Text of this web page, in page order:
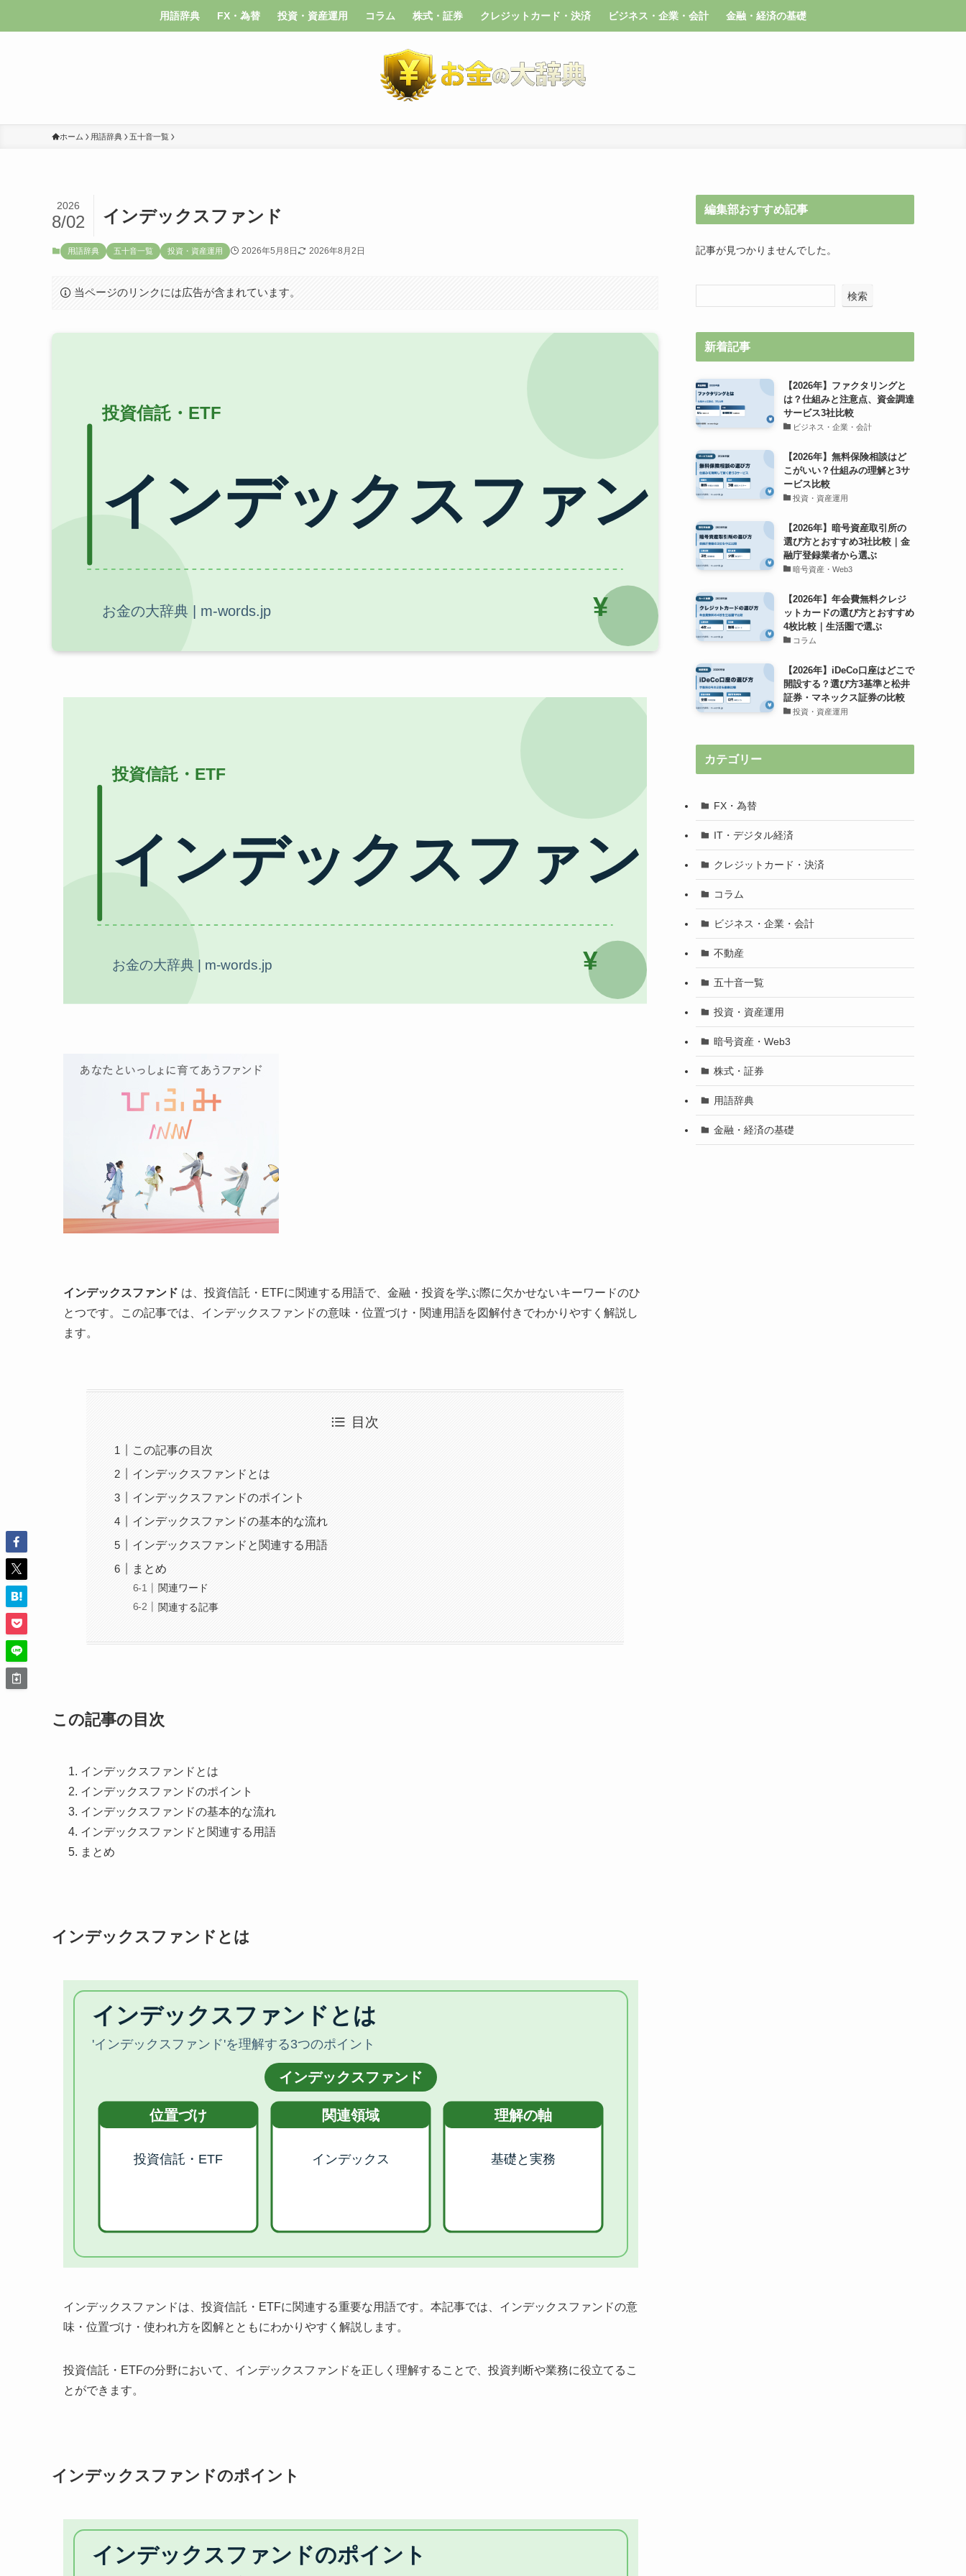
用語辞典 FX・為替 投資・資産運用 コラム 株式・証券 クレジットカード・決済 ビジネス・企業・会計 金融・経済の基礎
ホーム 用語辞典 五十音一覧
インデックスファンド
2026
8/02
用語辞典 五十音一覧 投資・資産運用 2026年5月8日 2026年8月2日
当ページのリンクには広告が含まれています。
インデックスファンド は、投資信託・ETFに関連する用語で、金融・投資を学ぶ際に欠かせないキーワードのひ
とつです。この記事では、インデックスファンドの意味・位置づけ・関連用語を図解付きでわかりやすく解説し
ます。
目次
この記事の目次
インデックスファンドとは
インデックスファンドのポイント
インデックスファンドの基本的な流れ
インデックスファンドと関連する用語
まとめ
関連ワード
関連する記事
この記事の目次
インデックスファンドとは
インデックスファンドのポイント
インデックスファンドの基本的な流れ
インデックスファンドと関連する用語
まとめ
インデックスファンドとは
インデックスファンドは、投資信託・ETFに関連する重要な用語です。本記事では、インデックスファンドの意
味・位置づけ・使われ方を図解とともにわかりやすく解説します。
投資信託・ETFの分野において、インデックスファンドを正しく理解することで、投資判断や業務に役立てるこ
とができます。
インデックスファンドのポイント
編集部おすすめ記事
記事が見つかりませんでした。
検索
新着記事
【2026年】ファクタリングと
は？仕組みと注意点、資金調達
サービス3社比較
ビジネス・企業・会計
【2026年】無料保険相談はど
こがいい？仕組みの理解と3サ
ービス比較
投資・資産運用
【2026年】暗号資産取引所の
選び方とおすすめ3社比較｜金
融庁登録業者から選ぶ
暗号資産・Web3
【2026年】年会費無料クレジ
ットカードの選び方とおすすめ
4枚比較｜生活圏で選ぶ
コラム
【2026年】iDeCo口座はどこで
開設する？選び方3基準と松井
証券・マネックス証券の比較
投資・資産運用
カテゴリー
FX・為替
IT・デジタル経済
クレジットカード・決済
コラム
ビジネス・企業・会計
不動産
五十音一覧
投資・資産運用
暗号資産・Web3
株式・証券
用語辞典
金融・経済の基礎